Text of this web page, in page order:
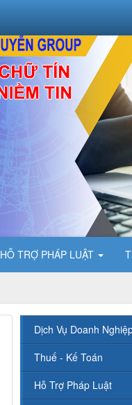
HỖ TRỢ PHÁP LUẬT
Dịch Vụ Doanh
Thuế - Kế Toán
Hỗ Trợ Pháp Luật